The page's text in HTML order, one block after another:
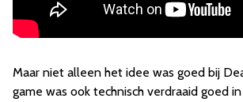
Maar niet alleen het idee was goed bij
game was ook technisch verdraaid goed